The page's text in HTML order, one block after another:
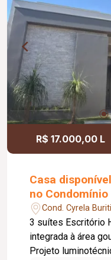
R$ 17.000,00 L
Casa
no
Cond. Cyrela
3 suítes Escritório
integrada à área
Projeto